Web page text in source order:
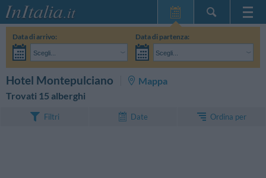
Home Page
Le mie Prenotazioni
InItalia Club
Data di arrivo:
Scegli...
Data di partenza:
Scegli...
Hotel Montepulciano
Mappa
Trovati 15 alberghi
Filtri Date Ordina per